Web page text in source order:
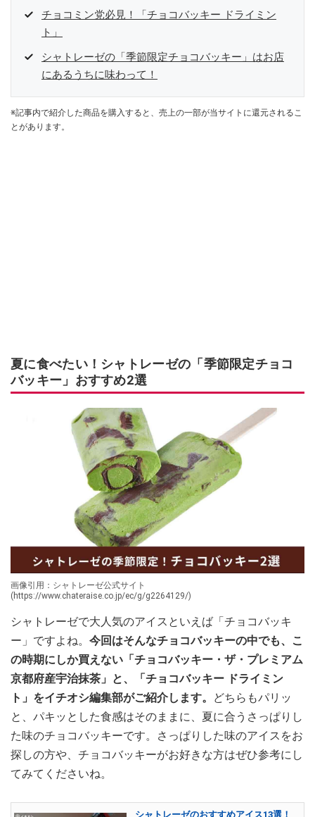
チョコミン党必見！「チョコバッキー ドライミン
ト」
シャトレーゼの「季節限定チョコバッキー」はお店
にあるうちに味わって！
※記事内で紹介した商品を購入すると、売上の一部が当サイトに還元されるこ
とがあります。
夏に食べたい！シャトレーゼの「季節限定チョコ
バッキー」おすすめ2選
画像引用：シャトレーゼ公式サイト
(https://www.chateraise.co.jp/ec/g/g2264129/)
シャトレーゼで大人気のアイスといえば「チョコバッキ
ー」ですよね。 今回はそんなチョコバッキーの中でも、こ
の時期にしか買えない「チョコバッキー・ザ・プレミアム
京都府産宇治抹茶」と、「チョコバッキー ドライミン
ト」をイチオシ編集部がご紹介します。
どちらもパリッ
と、パキッとした食感はそのままに、夏に合うさっぱりし
た味のチョコバッキーです。さっぱりした味のアイスをお
探しの方や、チョコバッキーがお好きな方はぜひ参考にし
てみてくださいね。
シャトレーゼのおすすめアイス13選！